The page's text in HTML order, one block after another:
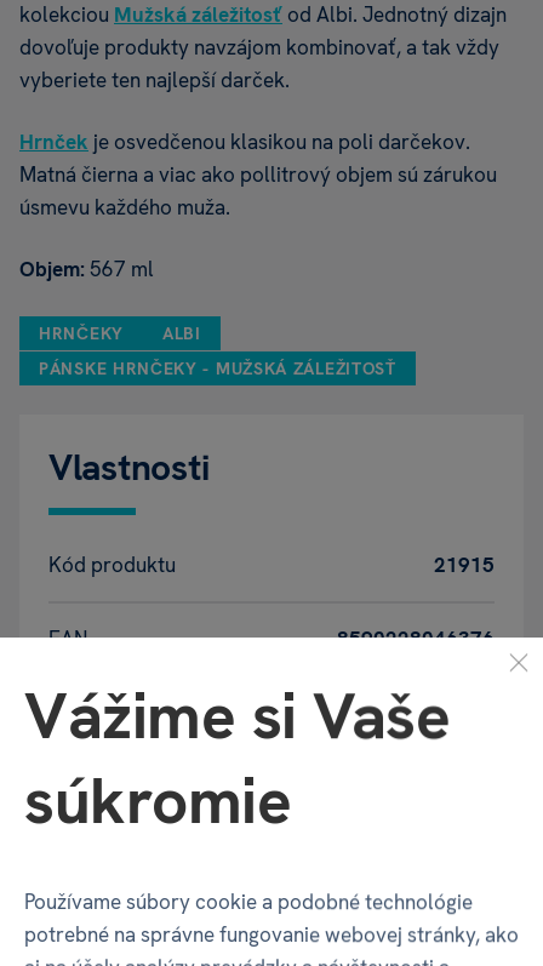
kolekciou Mužská záležitosť od Albi. Jednotný dizajn
dovoľuje produkty navzájom kombinovať, a tak vždy
vyberiete ten najlepší darček.
Hrnček je osvedčenou klasikou na poli darčekov.
Matná čierna a viac ako pollitrový objem sú zárukou
úsmevu každého muža.
Objem: 567 ml
HRNČEKY
ALBI
PÁNSKE HRNČEKY - MUŽSKÁ ZÁLEŽITOSŤ
Vlastnosti
Kód produktu 21915
EAN 8590228046376
Katalógové číslo
Motív
Balenie produktu
Vážime si Vaše
súkromie
Používame súbory cookie a podobné technológie
potrebné na správne fungovanie webovej stránky, ako